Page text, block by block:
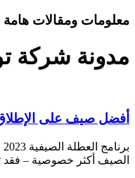
معلومات ومقالات هامة
مدونة شركة
أفضل صيف على
الصيف أكثر خصوصية – فقد